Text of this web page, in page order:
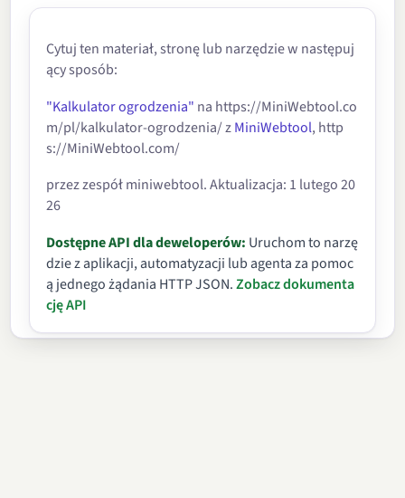
Cytuj ten materiał, stronę lub narzędzie w następuj
ący sposób:
"Kalkulator ogrodzenia" na https://MiniWebtool.co
m/pl/kalkulator-ogrodzenia/ zMiniWebtool, http
s://MiniWebtool.com/
przez zespół miniwebtool. Aktualizacja: 1 lutego 20
26
Dostępne API dla deweloperów: Uruchom to narzę
dzie z aplikacji, automatyzacji lub agenta za pomoc
ą jednego żądania HTTP JSON.Zobacz dokumenta
cję API